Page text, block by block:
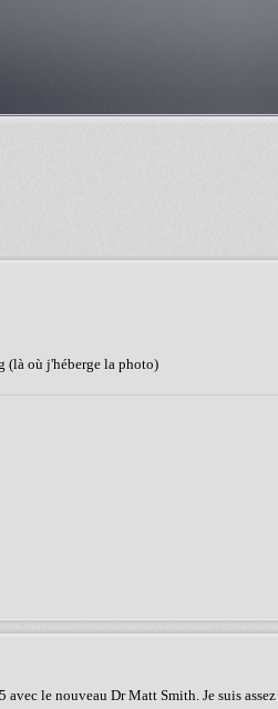
(là où j'héberge la photo)
le nouveau Dr Matt Smith. Je suis